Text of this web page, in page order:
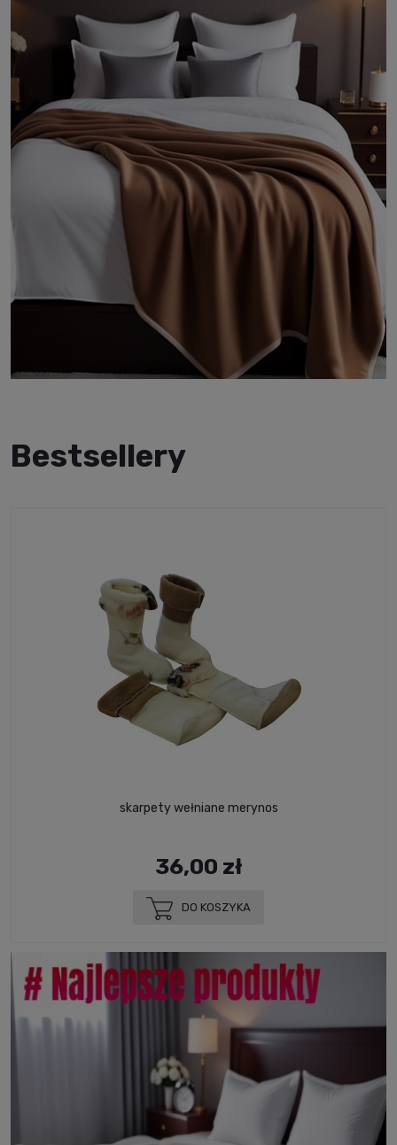
Bestsellery
skarpety wełniane merynos
36,00 zł
DO KOSZYKA